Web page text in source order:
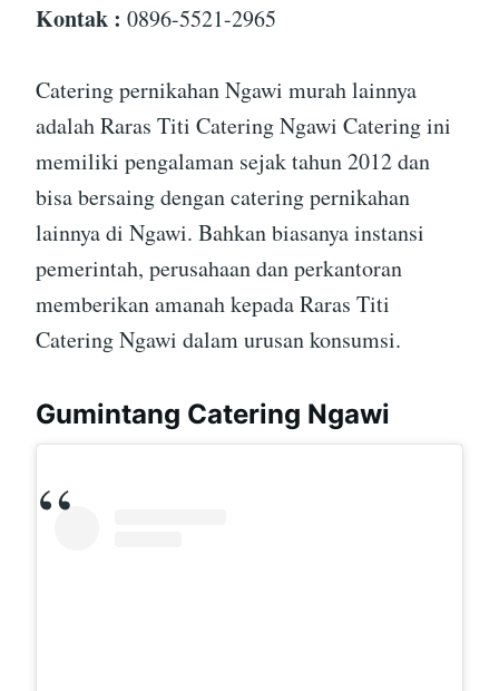
Kontak : 0896-5521-2965
Catering pernikahan Ngawi murah lainnya
adalah Raras Titi Catering Ngawi Catering ini
memiliki pengalaman sejak tahun 2012 dan
bisa bersaing dengan catering pernikahan
lainnya di Ngawi. Bahkan biasanya instansi
pemerintah, perusahaan dan perkantoran
memberikan amanah kepada Raras Titi
Catering Ngawi dalam urusan konsumsi.
Gumintang Catering Ngawi